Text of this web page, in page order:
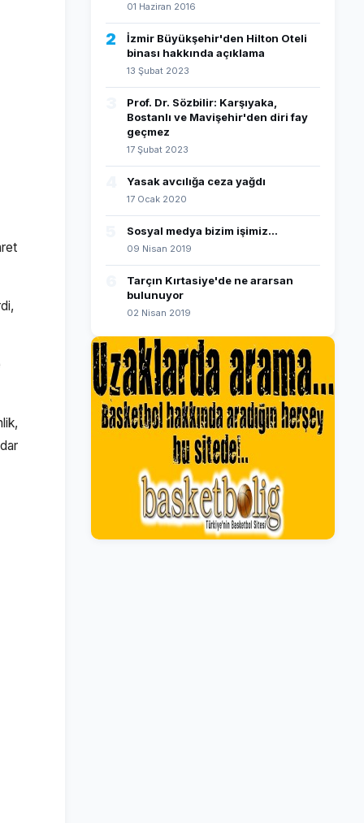
01 Haziran 2016
2
İzmir Büyükşehir'den Hilton Oteli
binası hakkında açıklama
13 Şubat 2023
Prof. Dr. Sözbilir: Karşıyaka,
Bostanlı ve Mavişehir'den diri fay
geçmez
17 Şubat 2023
Yasak avcılığa ceza yağdı
17 Ocak 2020
Sosyal medya bizim işimiz...
09 Nisan 2019
Tarçın Kırtasiye'de ne ararsan
bulunuyor
02 Nisan 2019